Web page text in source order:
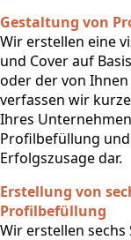
Gestaltung von
Wir erstellen eine
und Cover auf
oder der von
verfassen wir
Ihres
Profilbefüllung
Erfolgszusage dar.
Erstellung von
Profilbefüllung
Wir erstellen